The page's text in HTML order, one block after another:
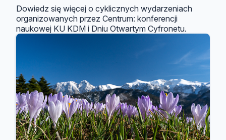
Dowiedz się więcej o cyklicznych wydarzeniach
organizowanych przez Centrum: konferencji
naukowej KU KDM i Dniu Otwartym Cyfronetu.